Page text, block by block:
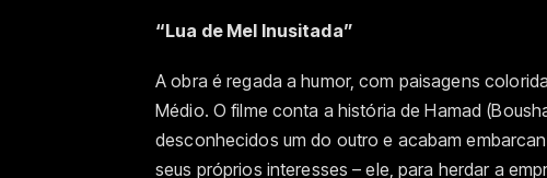
“Lua de Mel Inusitada”
A obra é regada a humor, com paisagens
Médio. O filme conta a história de Hamad
desconhecidos um do outro e acabam
seus próprios interesses – ele, para herdar a